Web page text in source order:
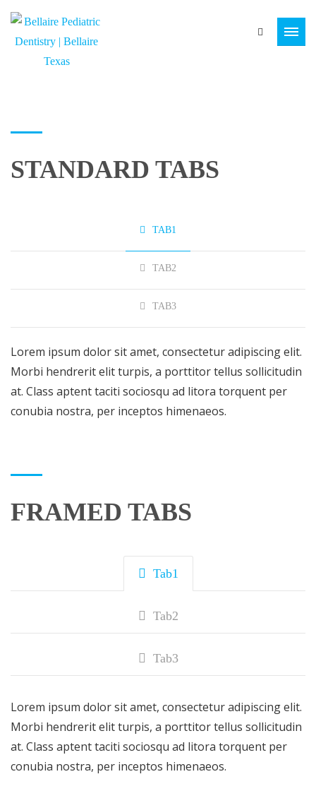
STANDARD TABS
TAB1
TAB2
TAB3
Lorem ipsum dolor sit amet, consectetur adipiscing elit.
Morbi hendrerit elit turpis, a porttitor tellus sollicitudin
at. Class aptent taciti sociosqu ad litora torquent per
conubia nostra, per inceptos himenaeos.
FRAMED TABS
Tab1
Tab2
Tab3
Lorem ipsum dolor sit amet, consectetur adipiscing elit.
Morbi hendrerit elit turpis, a porttitor tellus sollicitudin
at. Class aptent taciti sociosqu ad litora torquent per
conubia nostra, per inceptos himenaeos.